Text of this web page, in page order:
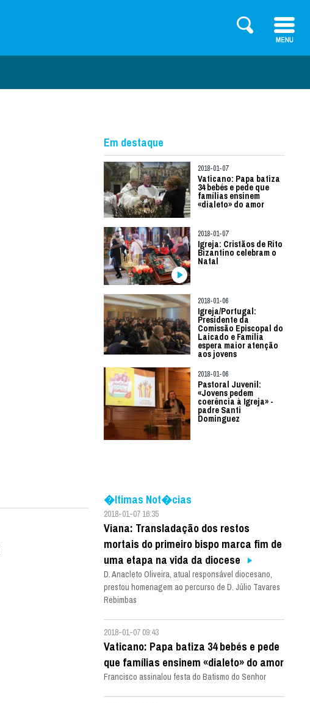
Em destaque
2018-01-07
Vaticano: Papa batiza
34 bebés e pede que
famílias ensinem
«dialeto» do amor
2018-01-07
Igreja: Cristãos de Rito
Bizantino celebram o
Natal
2018-01-06
Igreja/Portugal:
Presidente da
Comissão Episcopal do
Laicado e Família
espera maior atenção
aos jovens
2018-01-06
Pastoral Juvenil:
«Jovens pedem
coerência à Igreja» -
padre Santi
Dominguez
�ltimas Not�cias
2018-01-07 16:35
Viana: Transladação dos restos
mortais do primeiro bispo marca fim de
uma etapa na vida da diocese
D. Anacleto Oliveira, atual responsável diocesano,
prestou homenagem ao percurso de D. Júlio Tavares
Rebimbas
2018-01-07 09:43
Vaticano: Papa batiza 34 bebés e pede
que famílias ensinem «dialeto» do amor
Francisco assinalou festa do Batismo do Senhor